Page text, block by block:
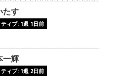
たす
ティブ: 1週 1日前
一輝
ティブ: 1週 2日前